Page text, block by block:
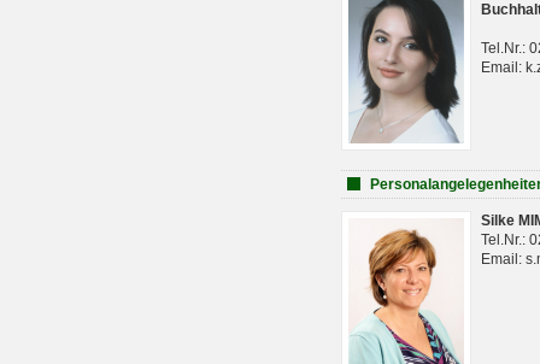
Tel.Nr.:
Email:
Silke
Tel.Nr.:
Email: